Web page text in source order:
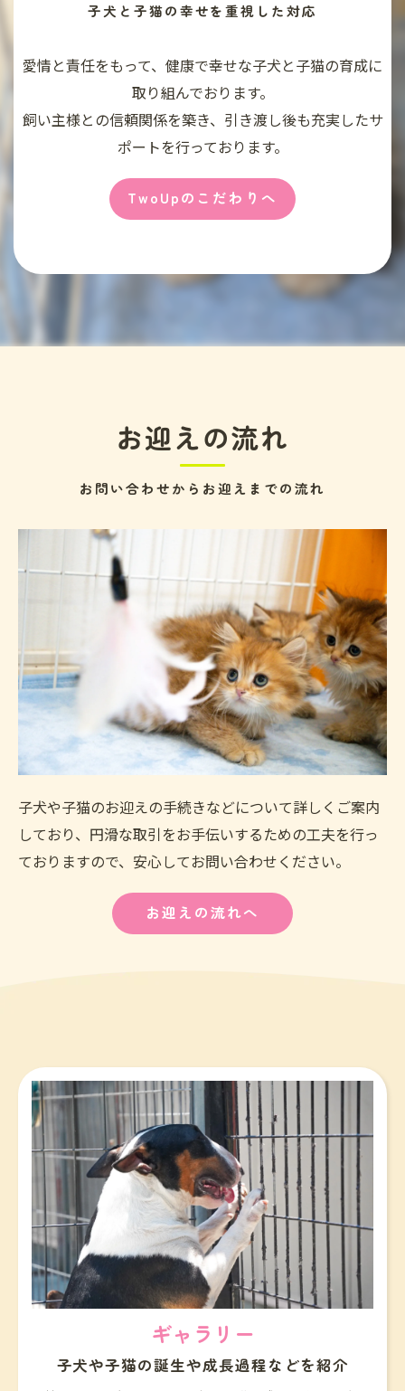
子犬と子猫の幸せを重視した対応
愛情と責任をもって、健康で幸せな子犬と子猫の育成に
取り組んでおります。
飼い主様との信頼関係を築き、引き渡し後も充実したサ
ポートを行っております。
TwoUpのこだわりへ
お問い合わせからお迎えまでの流れ
お迎えの流れ
子犬や子猫のお迎えの手続きなどについて詳しくご案内
しており、円滑な取引をお手伝いするための工夫を行っ
ておりますので、安心してお問い合わせください。
お迎えの流れへ
ギャラリー
子犬や子猫の誕生や成長過程などを紹介